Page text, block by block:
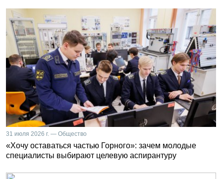
31 июля 2026 г. — Общество
«Хочу оставаться частью Горного»: зачем молодые
специалисты выбирают целевую аспирантуру